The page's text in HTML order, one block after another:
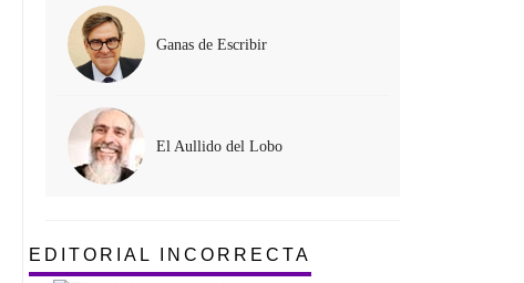
Ganas de Escribir
El Aullido del Lobo
EDITORIAL INCORRECTA